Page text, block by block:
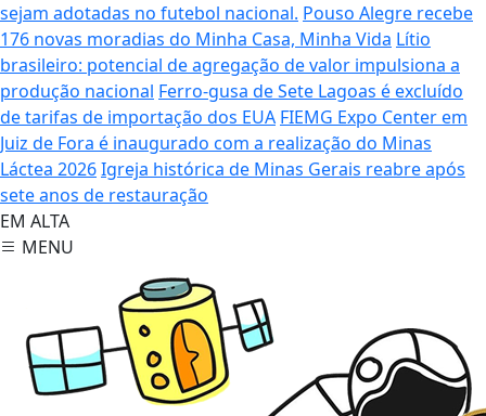
sejam adotadas no futebol nacional. Pouso Alegre recebe
176 novas moradias do Minha Casa, Minha Vida Lítio
brasileiro: potencial de agregação de valor impulsiona a
produção nacional Ferro-gusa de Sete Lagoas é excluído
de tarifas de importação dos EUA FIEMG Expo Center em
Juiz de Fora é inaugurado com a realização do Minas
Láctea 2026Igreja histórica de Minas Gerais reabre após
sete anos de restauração
EM ALTA
MENU